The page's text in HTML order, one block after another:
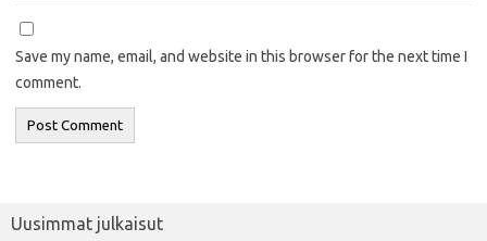
Save my name, email, and website in this browser for the next time I
comment.
Uusimmat julkaisut